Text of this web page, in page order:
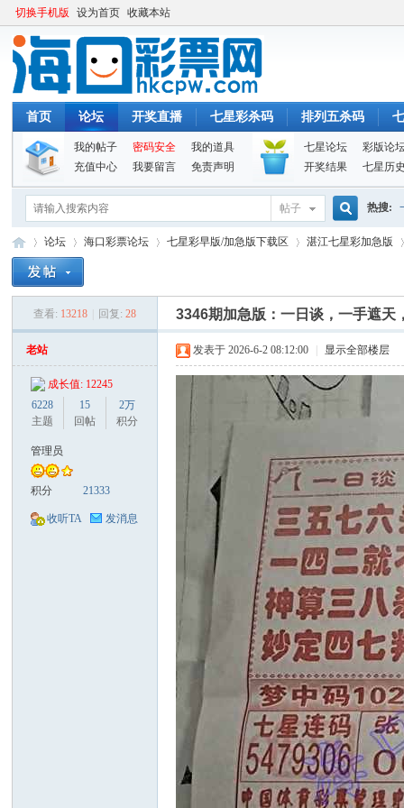
切换手机版 设为首页 收藏本站
首页 论坛 开奖直播 七星彩杀码 排列五杀码
我的帖子 密码安全
我的道具
充值中心
我要留言 免责声明
七星论坛
彩版论
开奖结果
七星历
帖子
搜
索
热搜:
论坛
›
海口彩票论坛 七星彩早版/加急版下载区 湛江七星彩加急版
›
查看: 13218 回复: 28 3346期加急版：一日谈，一手遮天
老站
成长值: 12245
6228
主题
15
回帖
2万
积分
管理员
积分 21333
收听TA 发消息
发表于 2026-6-2 08:12:00 显示全部楼层